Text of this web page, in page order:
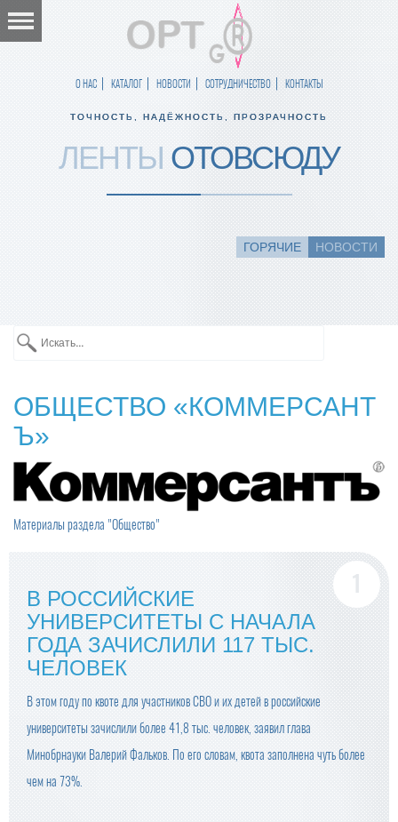
О НАС КАТАЛОГ НОВОСТИ СОТРУДНИЧЕСТВО КОНТАКТЫ
ТОЧНОСТЬ, НАДЁЖНОСТЬ, ПРОЗРАЧНОСТЬ
ЛЕНТЫ ОТОВСЮДУ
ГОРЯЧИЕ НОВОСТИ
ОБЩЕСТВО «КОММЕРСАНТ
Ъ»
Материалы раздела "Общество"
В РОССИЙСКИЕ
УНИВЕРСИТЕТЫ С НАЧАЛА
ГОДА ЗАЧИСЛИЛИ 117 ТЫС.
ЧЕЛОВЕК
В этом году по квоте для участников СВО и их детей в российские
университеты зачислили более 41,8 тыс. человек, заявил глава
Минобрнауки Валерий Фальков. По его словам, квота заполнена чуть более
чем на 73%.